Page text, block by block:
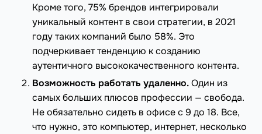
Кроме того, 75% брендов интегрировали
уникальный контент в свои стратегии, в 2021
году таких компаний было 58%. Это
подчеркивает тенденцию к созданию
аутентичного высококачественного контента.
Возможность работать удаленно.Один из
самых больших плюсов профессии — свобода.
Не обязательно сидеть в офисе с 9 до 18. Все,
что нужно, это компьютер, интернет, несколько